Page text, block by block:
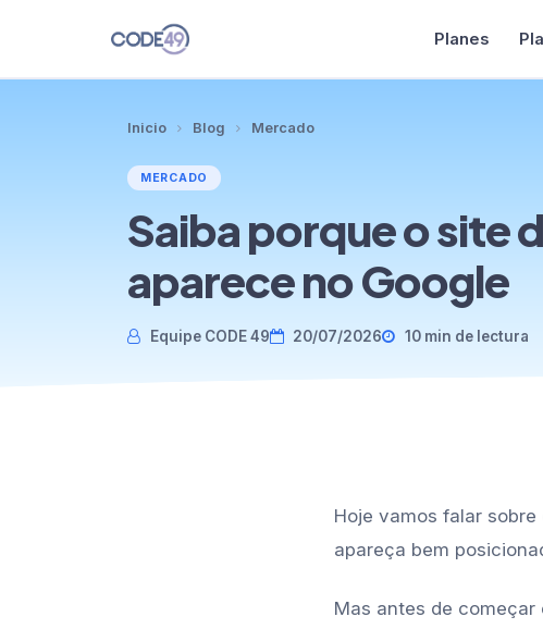
Planes
Inicio Blog Mercado
MERCADO
Saiba porque o site
aparece no Google
Equipe CODE 49 20/07/2026 10 min de lectura
Hoje vamos falar
apareça bem
Mas antes de começar